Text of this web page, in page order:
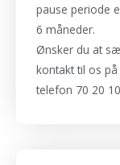
pause periode
6 måneder.
Ønsker du at
kontakt til os
telefon 70 20